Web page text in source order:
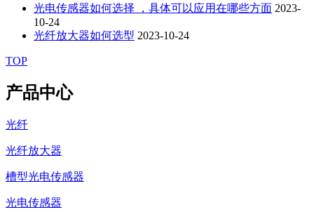
光电传感器如何选择 ，具体可以应用在哪些方面 2023-
10-24
光纤放大器如何选型 2023-10-24
TOP
产品中心
光纤
光纤放大器
槽型光电传感器
光电传感器